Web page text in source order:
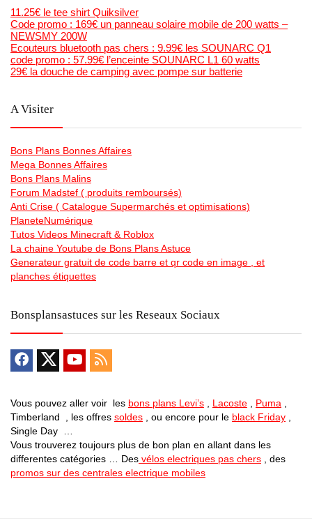
11.25€ le tee shirt Quiksilver
Code promo : 169€ un panneau solaire mobile de 200 watts –
NEWSMY 200W
Ecouteurs bluetooth pas chers : 9.99€ les SOUNARC Q1
code promo : 57.99€ l’enceinte SOUNARC L1 60 watts
29€ la douche de camping avec pompe sur batterie
A Visiter
Bons Plans Bonnes Affaires
Mega Bonnes Affaires
Bons Plans Malins
Forum Madstef ( produits remboursés)
Anti Crise ( Catalogue Supermarchés et optimisations)
PlaneteNumérique
Tutos Videos Minecraft & Roblox
La chaine Youtube de Bons Plans Astuce
Generateur gratuit de code barre et qr code en image , et
planches étiquettes
Bonsplansastuces sur les Reseaux Sociaux
Vous pouvez aller voir les bons plans Levi’s Lacoste Puma
Timberland , les offres soldes , ou encore pour le black Friday
Single Day …
Vous trouverez toujours plus de bon plan en allant dans les
differentes catégories … Des vélos electriques pas chers , des
promos sur des centrales electrique mobiles